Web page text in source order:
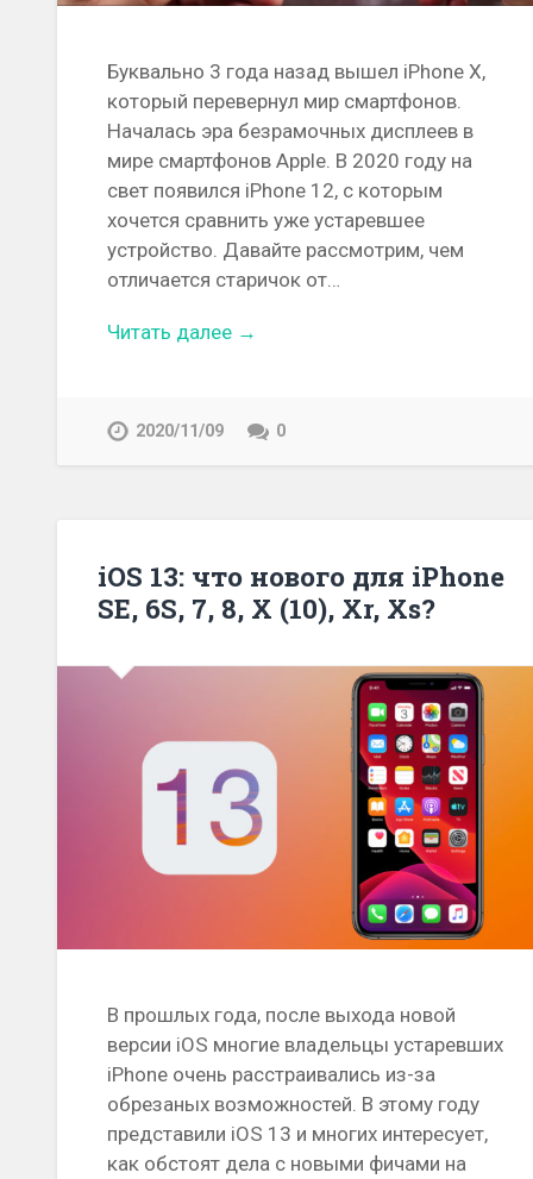
Буквально 3 года назад вышел iPhone X,
который перевернул мир смартфонов.
Началась эра безрамочных дисплеев в
мире смартфонов Apple. В 2020 году на
свет появился iPhone 12, с которым
хочется сравнить уже устаревшее
устройство. Давайте рассмотрим, чем
отличается старичок от…
Читать далее →
2020/11/09 0
iOS 13: что нового для iPhone
SE, 6S, 7, 8, X (10), Xr, Xs?
В прошлых года, после выхода новой
версии iOS многие владельцы устаревших
iPhone очень расстраивались из-за
обрезаных возможностей. В этому году
представили iOS 13 и многих интересует,
как обстоят дела с новыми фичами на